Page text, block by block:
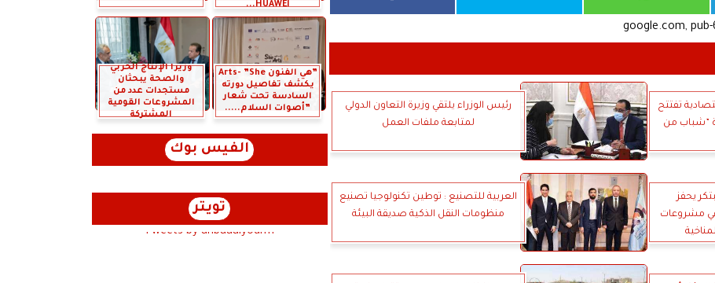
google.com,
تفتتح
”شباب من
رئيس الوزراء يلتقي وزيرة التعاون الدولي
لمتابعة ملفات العمل
يحفز
مشروعات
العربية للتصنيع : توطين تكنولوجيا تصنيع
منظومات النقل الذكية صديقة البيئة
HUAWEI...
”هي الفنون Arts- ”She
يكشف تفاصيل دورته
السادسة تحت شعار
”أصوات السلام.....
وزيرا الإنتاج الحربي
والصحة يبحثان
مستجدات عدد من
المشروعات القومية
المشتركة
الفيس بوك
تويتر
Tweets by anbaaalyoum1